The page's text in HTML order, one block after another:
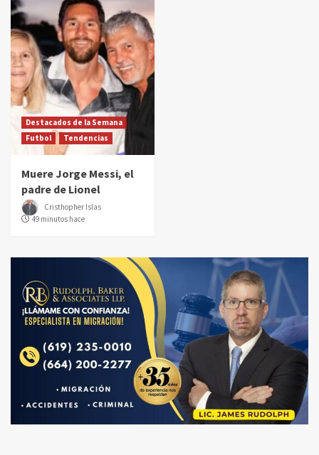
Destacados de la Semana
Futbol
Tendencias
Muere Jorge Messi, el
padre de Lionel
Cristhopher Islas
49 minutos hace